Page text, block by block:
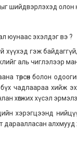
шийдвэрлэхэд олон
юунаас эхэлдэг вэ ?
хүүхэд гэж
аль чиглэлээр
төрсөн болон
чадлаараа хийж
хөгжих хүсэл
хэрэгцээнд
дараалласан